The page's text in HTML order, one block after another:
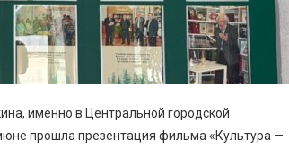
именно в Центральной городской
прошла презентация фильма «Культура —